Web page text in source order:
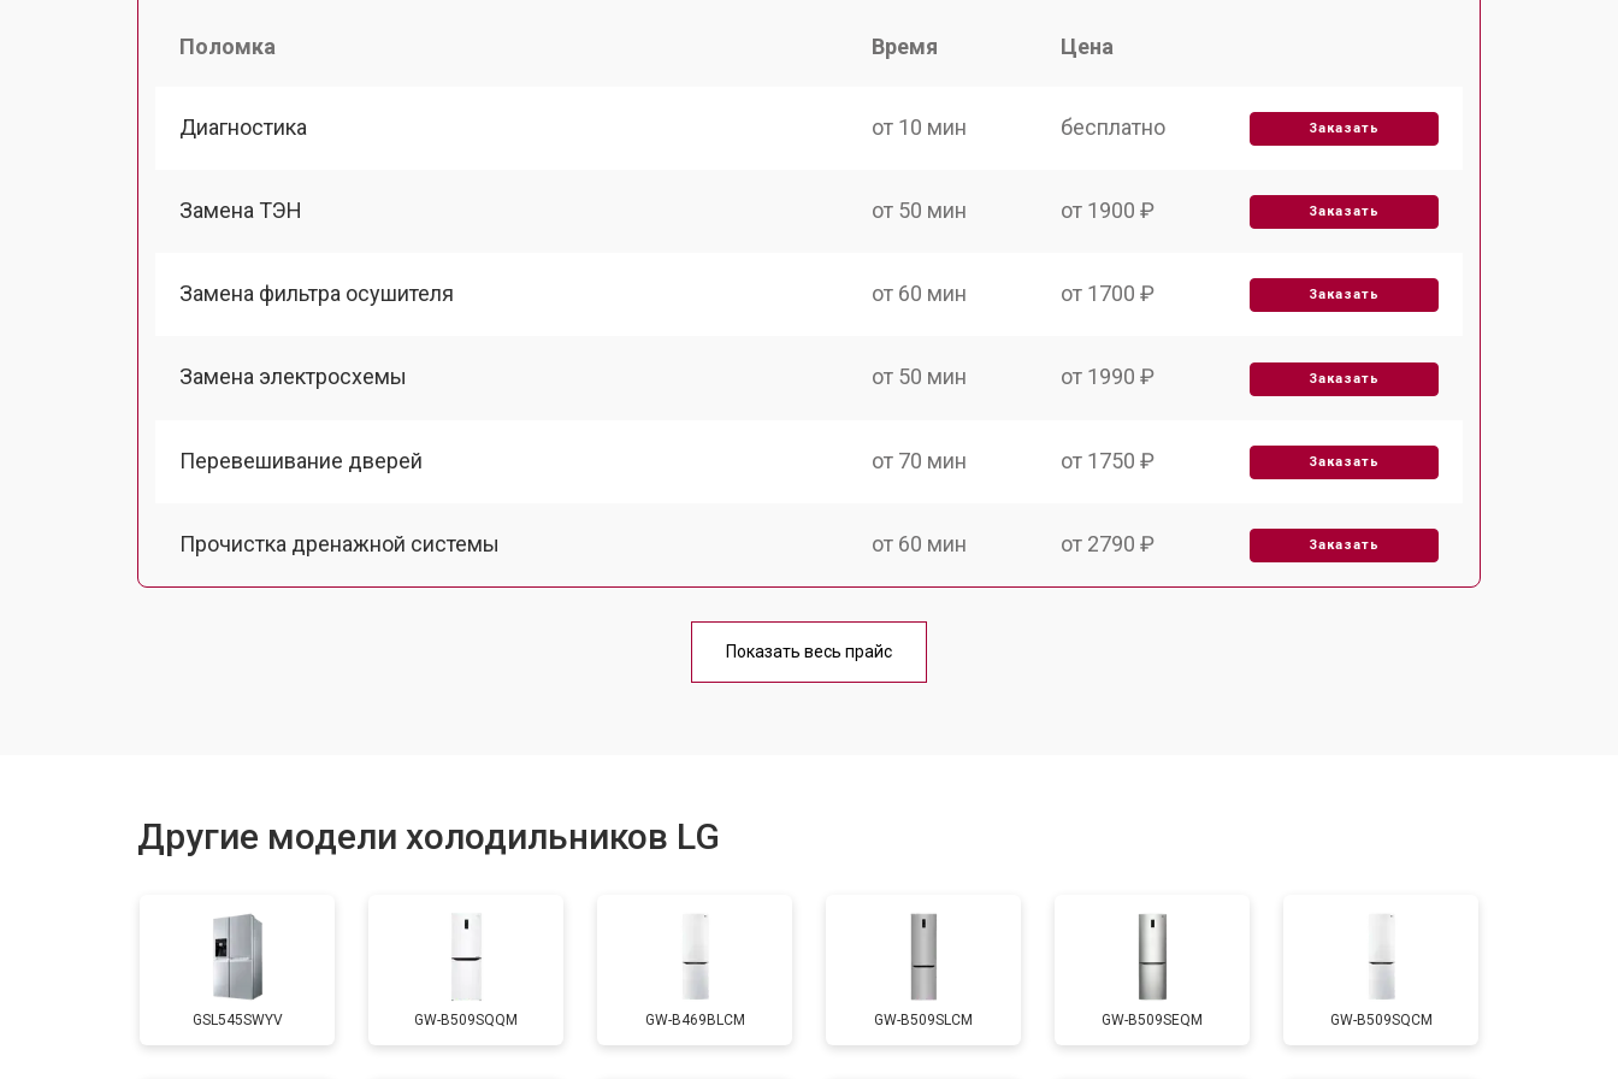
Поломка Время Цена
Диагностика от 10 мин бесплатно Заказать
Замена ТЭН от 50 мин от 1900 ₽ Заказать
Замена фильтра осушителя от 60 мин от 1700 ₽ Заказать
Замена электросхемы от 50 мин от 1990 ₽ Заказать
Перевешивание дверей от 70 мин от 1750 ₽ Заказать
Прочистка дренажной системы от 60 мин от 2790 ₽ Заказать
от 60 мин
Замена таймера от 70 мин от 1810 ₽ Заказать
Замена платы управления (мат.платы, мейн платы) от 50 мин от 1700 ₽ Заказать
Показать весь прайс
Другие модели холодильников LG
GSL545SWYV GW-B509SQQM GW-B469BLCM GW-B509SLCM GW-B509SEQM GW-B509SQCM